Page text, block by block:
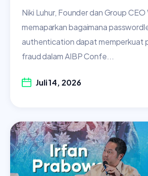
Niki Luhur, Founder dan Group CEO
memaparkan bagaimana
authentication dapat memperkuat
fraud dalam AIBP Confe...
Juli 14, 2026